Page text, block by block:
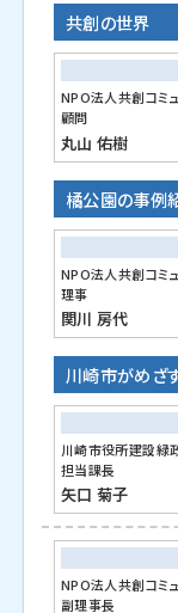
共創の世界
NPO法人共創コミ
顧問
丸山 佑樹
橘公園の事例
NPO法人共創コミ
理事
関川 房代
川崎市がめざ
川崎市役所建設緑
担当課長
矢口 菊子
NPO法人共創コミ
副理事長